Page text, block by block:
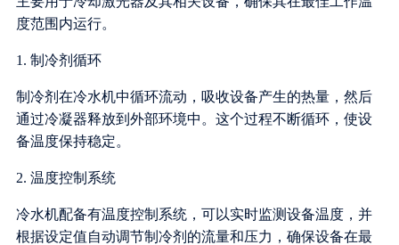
度范围内运行。
1. 制冷剂循环
制冷剂在冷水机中循环流动，吸收设备产生的热量，然后
通过冷凝器释放到外部环境中。这个过程不断循环，使设
备温度保持稳定。
2. 温度控制系统
冷水机配备有温度控制系统，可以实时监测设备温度，并
根据设定值自动调节制冷剂的流量和压力，确保设备在最